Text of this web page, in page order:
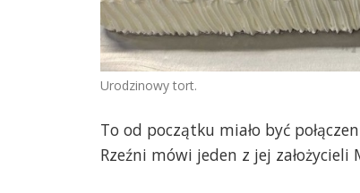
Urodzinowy tort.
To od początku miało być
Rzeźni mówi jeden z jej założycieli